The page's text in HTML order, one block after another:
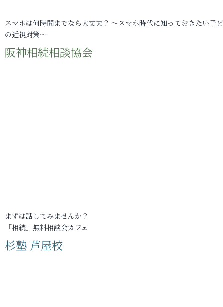
スマホは何時間までなら大丈夫？ ～スマホ時代に知っておきたい子
の近視対策～
阪神相続相談協会
まずは話してみませんか？
「相続」無料相談会カフェ
杉塾 芦屋校